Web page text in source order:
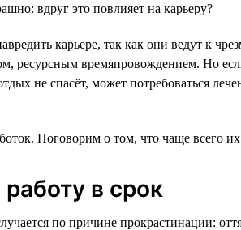
вдруг это повлияет на карьеру?
карьере, так как они ведут к
ресурсным времяпровождением. Но
не спасёт, может потребоваться
Поговорим о том, что чаще всего
в срок
по причине прокрастинации: